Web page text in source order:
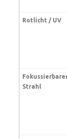
Rotlicht / UV
Strahl